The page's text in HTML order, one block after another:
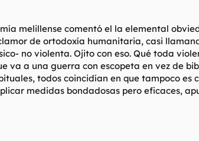
melillense comentó el la elemental
de ortodoxía humanitaria, casi
no violenta. Ojito con eso. Qué toda
a una guerra con escopeta en vez de
todos coincidían en que tampoco
medidas bondadosas pero eficaces,